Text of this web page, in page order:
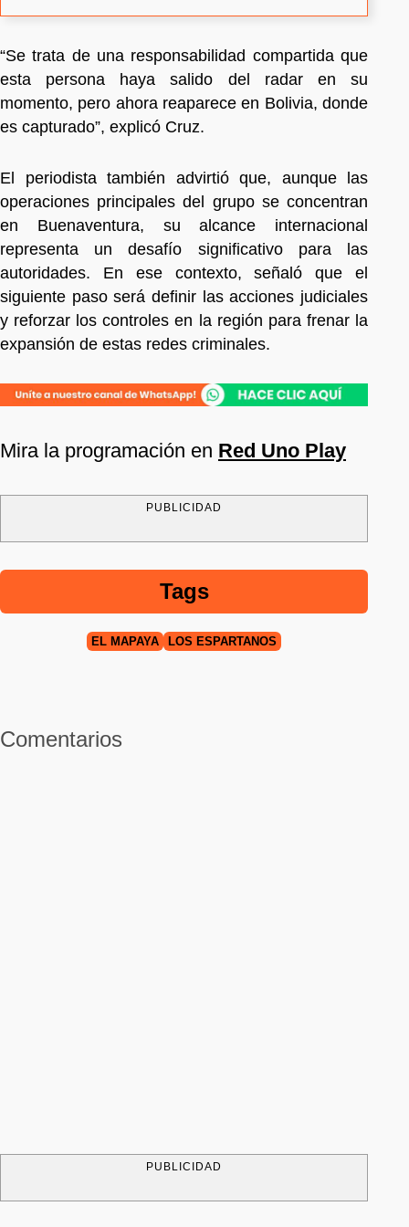
“Se trata de una responsabilidad compartida que
esta persona haya salido del radar en su
momento, pero ahora reaparece en Bolivia, donde
es capturado”, explicó Cruz.
El periodista también advirtió que, aunque las
operaciones principales del grupo se concentran
en Buenaventura, su alcance internacional
representa un desafío significativo para las
autoridades. En ese contexto, señaló que el
siguiente paso será definir las acciones judiciales
y reforzar los controles en la región para frenar la
expansión de estas redes criminales.
Mira la programación en Red Uno Play
PUBLICIDAD
Tags
EL MAPAYA LOS ESPARTANOS
Comentarios
PUBLICIDAD